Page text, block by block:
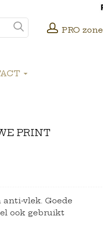
PRO zone
PRINT
vlek. Goede
ook gebruikt